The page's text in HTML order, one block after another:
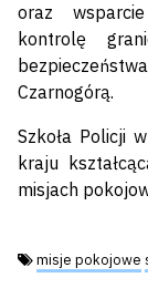
oraz
kontrolę
Czarnogórą.
Szkoła Policji
kraju
misjach
Tagi:
misje pokojowe